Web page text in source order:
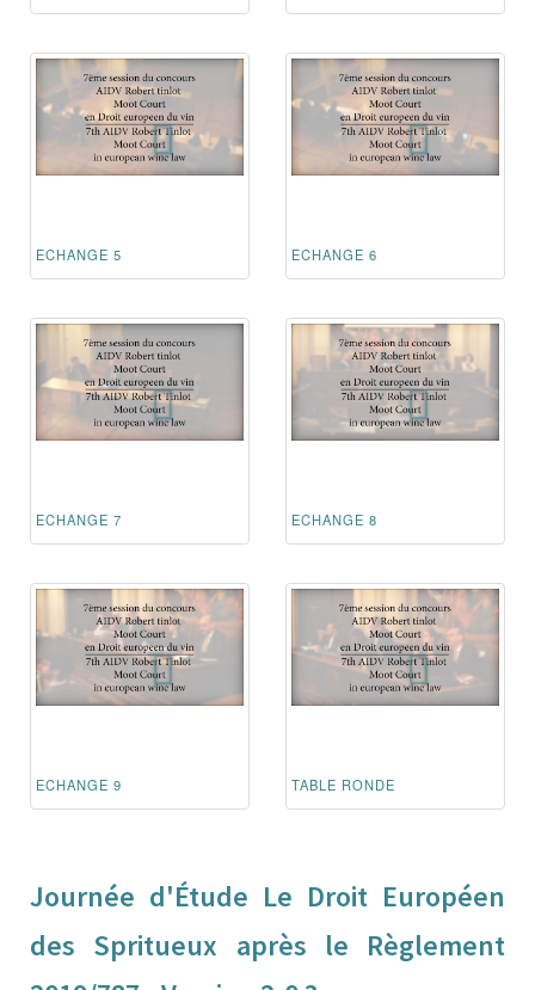
ECHANGE 5 ECHANGE 6
ECHANGE 7 ECHANGE 8
ECHANGE 9 TABLE RONDE
Journée d'Étude Le Droit Européen
des Spritueux après le Règlement